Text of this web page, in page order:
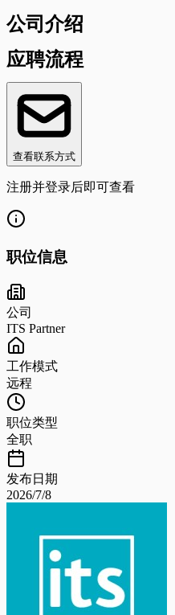
公司介绍
应聘流程
查看联系方式
注册并登录后即可查看
职位信息
公司
ITS Partner
工作模式
远程
职位类型
全职
发布日期
2026/7/8